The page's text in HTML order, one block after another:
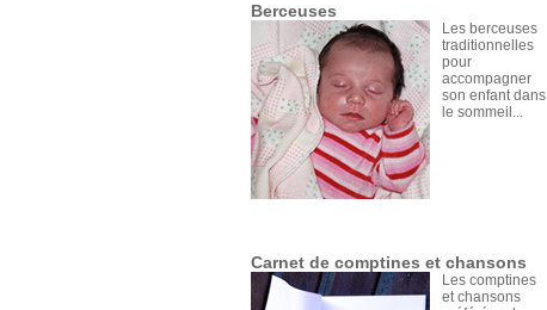
Berceuses
Les berceuses
traditionnelles
pour
accompagner
son enfant dans
le sommeil...
Carnet de comptines et chansons
Les comptines
et chansons